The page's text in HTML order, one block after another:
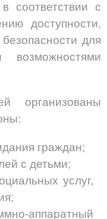
соответствии с
доступности,
для
организованы
граждан;
с детьми;
услуг,
аппаратный